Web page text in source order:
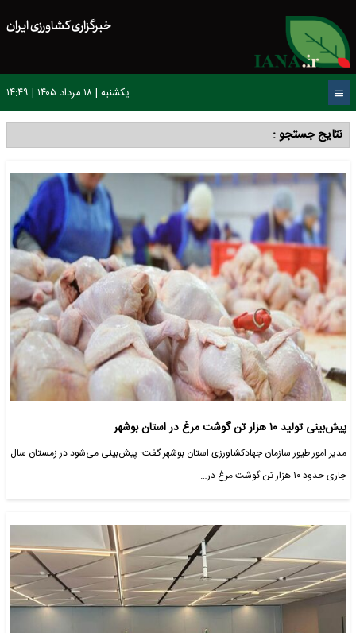
خبرگزاری کشاورزی ایران
یکشنبه | ۱۸ مرداد ۱۴۰۵ | ۱۴:۴۹
نتایج جستجو :
پیش‌بینی تولید ۱۰ هزار تن گوشت مرغ در استان بوشهر
مدیر امور طیور سازمان جهادکشاورزی استان بوشهر گفت: پیش‌بینی می‌شود در زمستان سال‌
جاری حدود ۱۰ هزار تن گوشت مرغ در…